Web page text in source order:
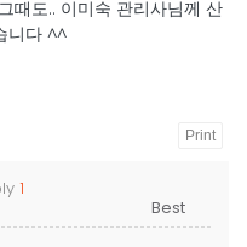
때도.. 이미숙 관리사님께 산
니다 ^^
Print
1